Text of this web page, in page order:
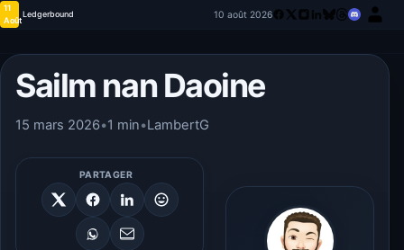
11
Août
Ledgerbound 10 août 2026
Sailm nan Daoine
15 mars 2026•1 min•LambertG
PARTAGER